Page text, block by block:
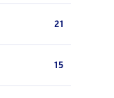
21
15